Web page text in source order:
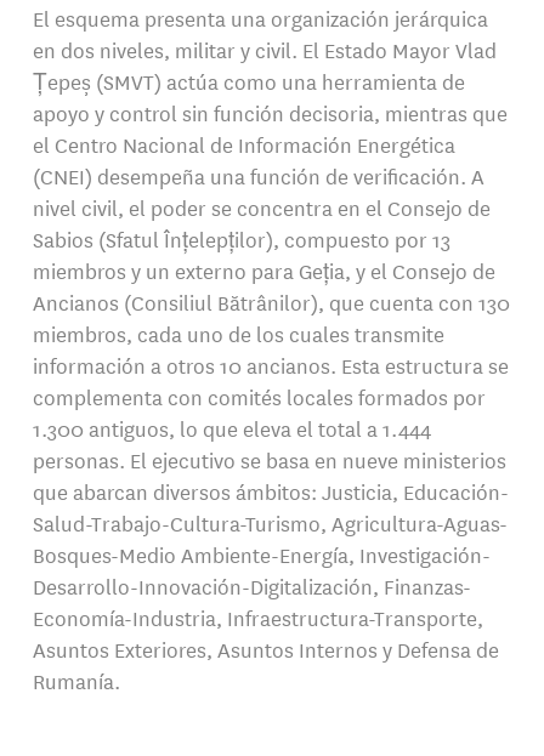
El esquema presenta una organización jerárquica
en dos niveles, militar y civil. El Estado Mayor Vlad
Țepeș (SMVT) actúa como una herramienta de
apoyo y control sin función decisoria, mientras que
el Centro Nacional de Información Energética
(CNEI) desempeña una función de verificación. A
nivel civil, el poder se concentra en el Consejo de
Sabios (Sfatul Înțelepților), compuesto por 13
miembros y un externo para Geția, y el Consejo de
Ancianos (Consiliul Bătrânilor), que cuenta con 130
miembros, cada uno de los cuales transmite
información a otros 10 ancianos. Esta estructura se
complementa con comités locales formados por
1.300 antiguos, lo que eleva el total a 1.444
personas. El ejecutivo se basa en nueve ministerios
que abarcan diversos ámbitos: Justicia, Educación-
Salud-Trabajo-Cultura-Turismo, Agricultura-Aguas-
Bosques-Medio Ambiente-Energía, Investigación-
Desarrollo-Innovación-Digitalización, Finanzas-
Economía-Industria, Infraestructura-Transporte,
Asuntos Exteriores, Asuntos Internos y Defensa de
Rumanía.